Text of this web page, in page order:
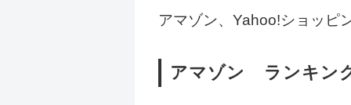
アマゾン、Yahoo!ショッ
アマゾン ランキ